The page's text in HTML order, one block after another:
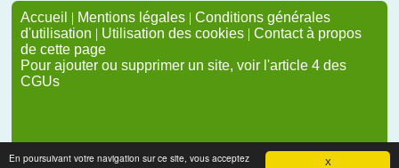
X
En poursuivant votre navigation sur ce site, vous acceptez
Accueil | Mentions légales | Conditions générales
d'utilisation | Utilisation des cookies | Contact à propos
de cette page
Pour ajouter ou supprimer un site, voir l'article 4 des
CGUs